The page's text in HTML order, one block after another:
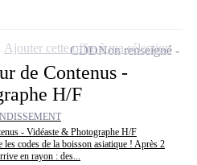
de Contenus -
H/F
- Vidéaste & Photographe H/F
codes de la boisson asiatique ! Après 2
en rayon : des...
CDDNon renseigné
Ajouter cette offre à ma sélection